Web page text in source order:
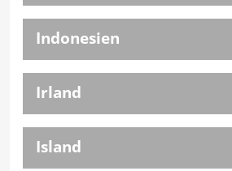
Indonesien
Irland
Island